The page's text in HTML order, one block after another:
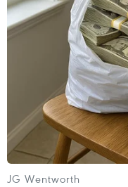
Triển lãm offline
được tổ chức tại
Nội từ ngày 17-19/
Các hạng mục
điện & khí đốt;
khí quyển; xử lý
phân tích; năng
JG Wentworth